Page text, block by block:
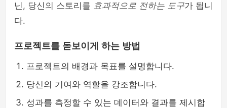
닌, 당신의 스토리를 효과적으로 전하는 도구가 됩니
다.
프로젝트를 돋보이게 하는 방법
프로젝트의 배경과 목표를 설명합니다.
당신의 기여와 역할을 강조합니다.
성과를 측정할 수 있는 데이터와 결과를 제시합